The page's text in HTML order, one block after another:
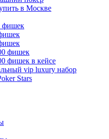
в Москве
фишек
фишек
фишек в кейсе
vip luxury набор
Stars